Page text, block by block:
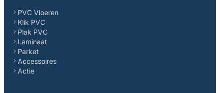
PVC Vloeren
Klik PVC
Plak PVC
Laminaat
Parket
Accessoires
Actie